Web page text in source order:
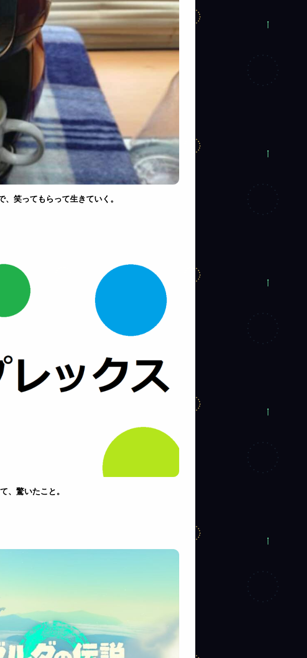
笑ってもらって生きていく。
、驚いたこと。